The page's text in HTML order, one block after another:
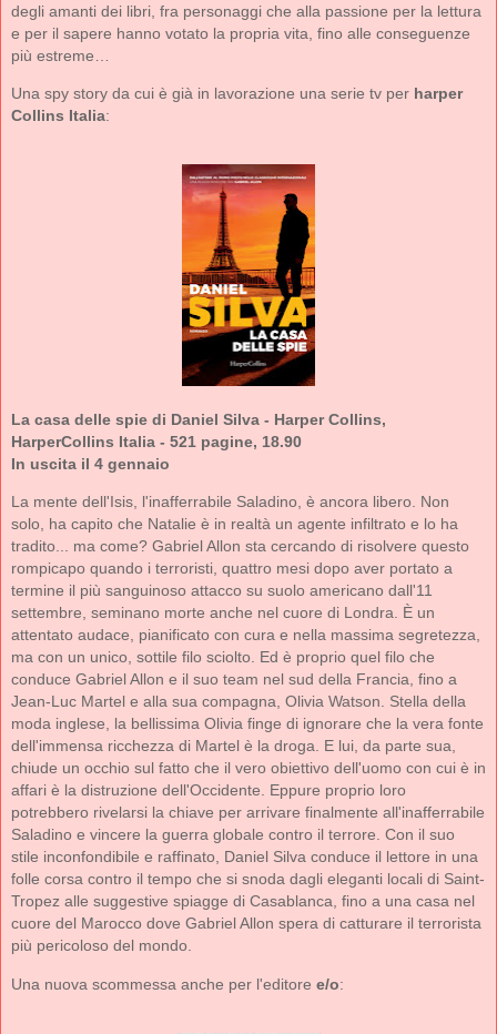
degli amanti dei libri, fra personaggi che alla passione per la lettura
e per il sapere hanno votato la propria vita, fino alle conseguenze
più estreme…
Una spy story da cui è già in lavorazione una serie tv per harper
Collins Italia:
La casa delle spie di Daniel Silva - Harper Collins,
HarperCollins Italia - 521 pagine, 18.90
In uscita il 4 gennaio
La mente dell'Isis, l'inafferrabile Saladino, è ancora libero. Non
solo, ha capito che Natalie è in realtà un agente infiltrato e lo ha
tradito... ma come? Gabriel Allon sta cercando di risolvere questo
rompicapo quando i terroristi, quattro mesi dopo aver portato a
termine il più sanguinoso attacco su suolo americano dall'11
settembre, seminano morte anche nel cuore di Londra. È un
attentato audace, pianificato con cura e nella massima segretezza,
ma con un unico, sottile filo sciolto. Ed è proprio quel filo che
conduce Gabriel Allon e il suo team nel sud della Francia, fino a
Jean-Luc Martel e alla sua compagna, Olivia Watson. Stella della
moda inglese, la bellissima Olivia finge di ignorare che la vera fonte
dell'immensa ricchezza di Martel è la droga. E lui, da parte sua,
chiude un occhio sul fatto che il vero obiettivo dell'uomo con cui è in
affari è la distruzione dell'Occidente. Eppure proprio loro
potrebbero rivelarsi la chiave per arrivare finalmente all'inafferrabile
Saladino e vincere la guerra globale contro il terrore. Con il suo
stile inconfondibile e raffinato, Daniel Silva conduce il lettore in una
folle corsa contro il tempo che si snoda dagli eleganti locali di Saint-
Tropez alle suggestive spiagge di Casablanca, fino a una casa nel
cuore del Marocco dove Gabriel Allon spera di catturare il terrorista
più pericoloso del mondo.
Una nuova scommessa anche per l'editore e/o: